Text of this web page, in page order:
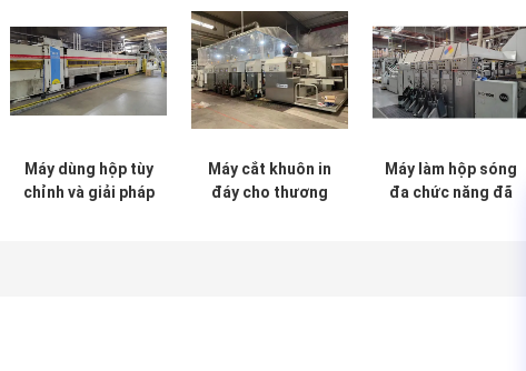
Máy dùng hộp tùy
chỉnh và giải pháp
Máy cắt khuôn in
đáy cho thương
Máy làm hộp sóng
đa chức năng đã